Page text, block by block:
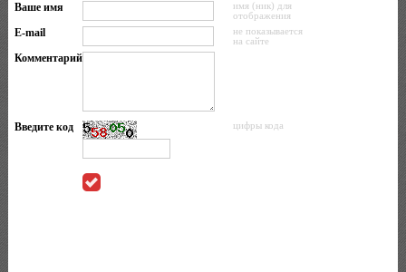
Ваше имя
имя (ник) для
отображения
E-mail
не показывается
на сайте
Комментарий
Введите код цифры кода